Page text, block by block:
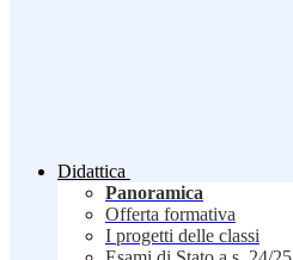
Didattica
Panoramica
Offerta formativa
I progetti delle classi